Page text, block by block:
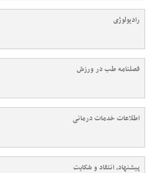
رادیولوژی
فصلنامه طب در ورزش
اطلاعات خدمات درمانی
پیشنهاد، انتقاد و شکایت